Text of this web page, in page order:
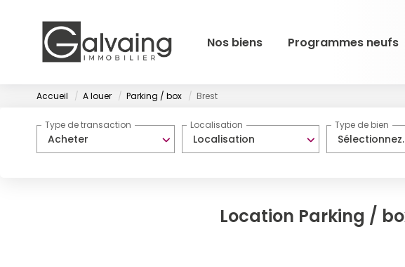
Nos biens Programmes neufs
Accueil A louer Parking / box Brest
Acheter
Type de transaction
Localisation
Localisation Type de bien
Location Parking /